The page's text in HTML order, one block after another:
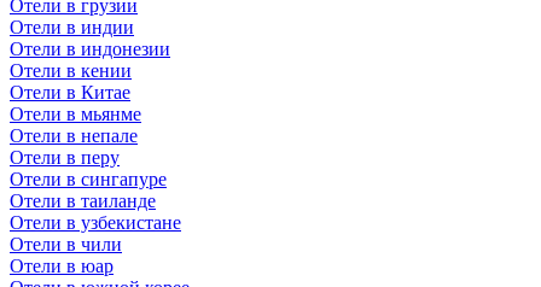
Отели в грузии
Отели в индии
Отели в индонезии
Отели в кении
Отели в Китае
Отели в мьянме
Отели в непале
Отели в перу
Отели в сингапуре
Отели в таиланде
Отели в узбекистане
Отели в чили
Отели в юар